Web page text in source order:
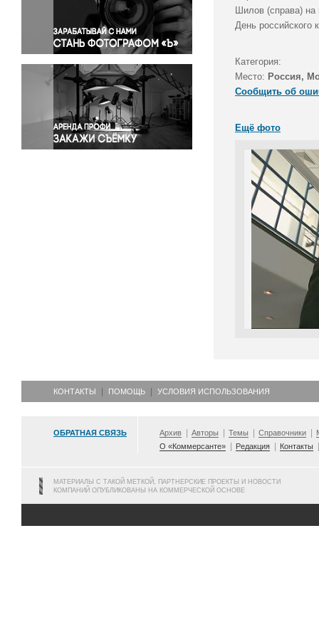
Правосудие
Происшествия и конфликты
Религия
Светская жизнь
Спорт
Экология
Экономика и бизнес
Шилов (справа) на
День российского
Категория:
Место: Россия,
Сообщить об
Ещё фото
КОНТАКТЫ ПОМОЩЬ УСЛОВИЯ ИСПОЛЬЗОВАНИЯ
ОБРАТНАЯ СВЯЗЬ Архив Авторы Темы Справочники
О «Коммерсанте»
Редакция Контакты
МАТЕРИАЛЫ С ТАКОЙ МЕТКОЙ, ПАРТНЕРСКИЕ ПРОЕКТЫ И НОВОСТИ
КОМПАНИЙ ОПУБЛИКОВАНЫ НА КОММЕРЧЕСКОЙ ОСНОВЕ